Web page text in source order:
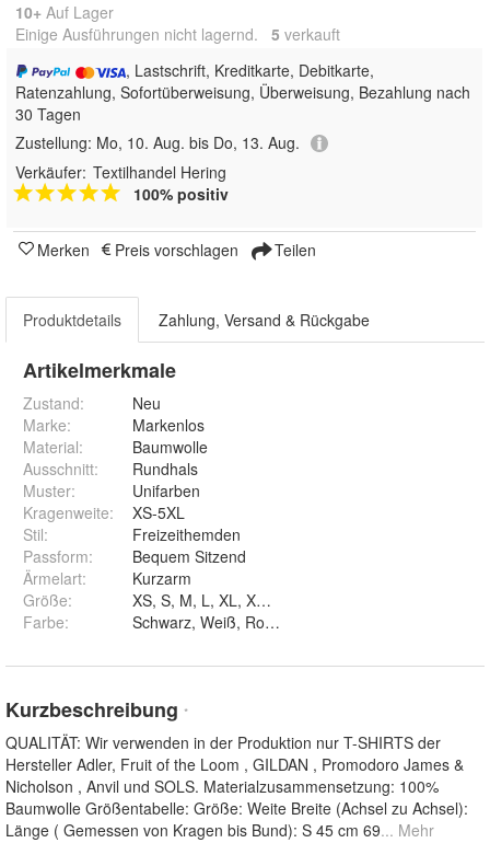
10+ Auf Lager
Einige Ausführungen nicht lagernd. 5 verkauft
, Lastschrift, Kreditkarte, Debitkarte,
Ratenzahlung, Sofortüberweisung, Überweisung, Bezahlung nach
30 Tagen
Zustellung: Mo, 10. Aug. bis Do, 13. Aug.
Verkäufer: Textilhandel Hering
100% positiv
Merken Preis vorschlagen Teilen
Produktdetails Zahlung, Versand & Rückgabe
Artikelmerkmale
Zustand:
Neu
Marke:
Markenlos
Material:
Baumwolle
Ausschnitt:
Rundhals
Muster:
Unifarben
Kragenweite:
XS-5XL
Stil:
Freizeithemden
Passform:
Bequem Sitzend
Ärmelart:
Kurzarm
Größe:
Farbe:
Kurzbeschreibung *
QUALITÄT: Wir verwenden in der Produktion nur T-SHIRTS der
Hersteller Adler, Fruit of the Loom , GILDAN , Promodoro James &
Nicholson , Anvil und SOLS. Materialzusammensetzung: 100%
Baumwolle Größentabelle: Größe: Weite Breite (Achsel zu Achsel):
Länge ( Gemessen von Kragen bis Bund): S 45 cm 69... Mehr